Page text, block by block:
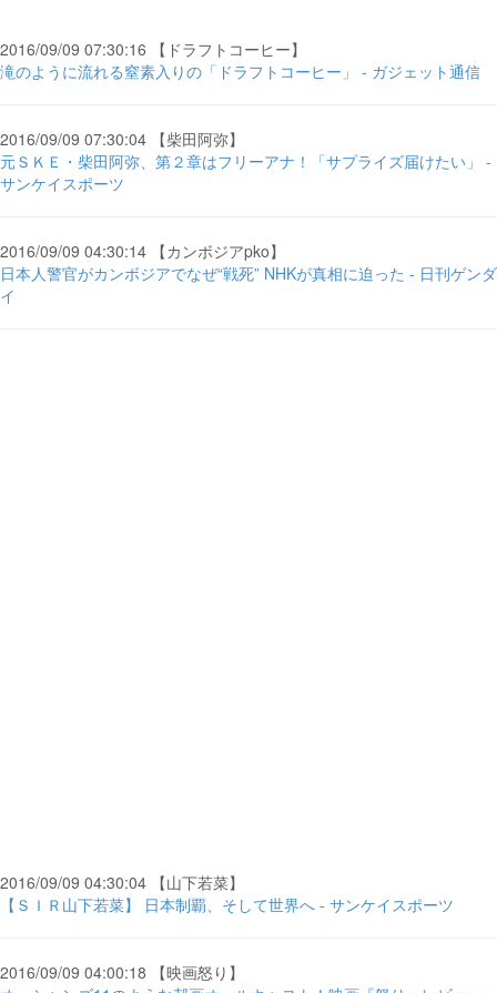
2016/09/09 07:30:16 【ドラフトコーヒー】
滝のように流れる窒素入りの「ドラフトコーヒー」 - ガジェット通信
2016/09/09 07:30:04 【柴田阿弥】
元ＳＫＥ・柴田阿弥、第２章はフリーアナ！「サプライズ届けたい」 -
サンケイスポーツ
2016/09/09 04:30:14 【カンボジアpko】
日本人警官がカンボジアでなぜ“戦死” NHKが真相に迫った - 日刊ゲンダ
イ
2016/09/09 04:30:04 【山下若菜】
【ＳＩＲ山下若菜】 日本制覇、そして世界へ - サンケイスポーツ
2016/09/09 04:00:18 【映画怒り】